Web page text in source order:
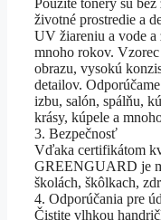
životné prostredie a
UV žiareniu a vode
mnoho rokov.
obrazu, vysokú
detailov.
izbu, salón, spálňu,
krásy, kúpele a
3. Bezpečnosť
Vďaka certifikátom
GREENGUARD je
školách, škôlkach,
4. Odporúčania pre
Čistite vlhkou